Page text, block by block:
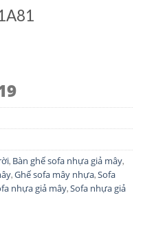
, Bàn ghế sofa nhựa giả mây,
,Ghế sofa mây nhựa,Sofa
nhựa giả mây,Sofa nhựa giả